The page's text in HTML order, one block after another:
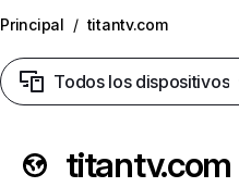
Principal / titantv.com
Todos los dispositivos
titantv.com